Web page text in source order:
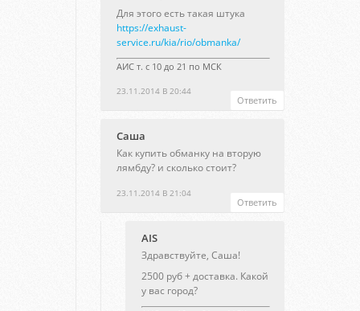
23.11.2014 В 20:44
Для этого есть такая штука
https://exhaust-
service.ru/kia/rio/obmanka/
АИС т. с 10 до 21 по МСК
Ответить
Саша
23.11.2014 В 21:04
Как купить обманку на вторую
лямбду? и сколько стоит?
Ответить
AIS
Здравствуйте, Саша!
2500 руб + доставка. Какой
у вас город?